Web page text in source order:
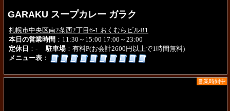
GARAKU スープカレー ガラク
札幌市中央区南2条西2丁目6-1 おくむらビルB1
本日の営業時間 ：11:30～15:00 17:00～23:00
定休日 ：-駐車場：有料P(お会計2600円以上で1時間無料)
メニュー表 ：
営業時間中